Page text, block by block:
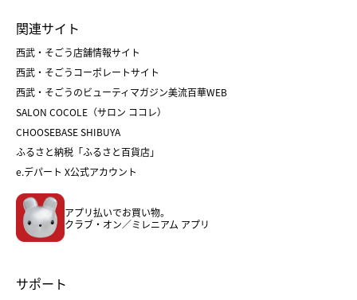
父の日
クリスマスケーキ
ホワイトデー
菓子折り
和菓子
人気のギフト
バレンタイン
ホワイトデー
おせち
フード
ホーム・キッチン＆アート
関連サイト
西武・そごう店舗情報サイト
西武・そごうコーポレートサイト
西武・そごうのビューティマガジン美流百華WEB
SALON COCOLE（サロン ココレ）
CHOOSEBASE SHIBUYA
ふるさと納税「ふるさと百貨店」
e.デパート X公式アカウント
アプリ払いでお買い物。
クラブ・オン／ミレニアム アプリ
サポート